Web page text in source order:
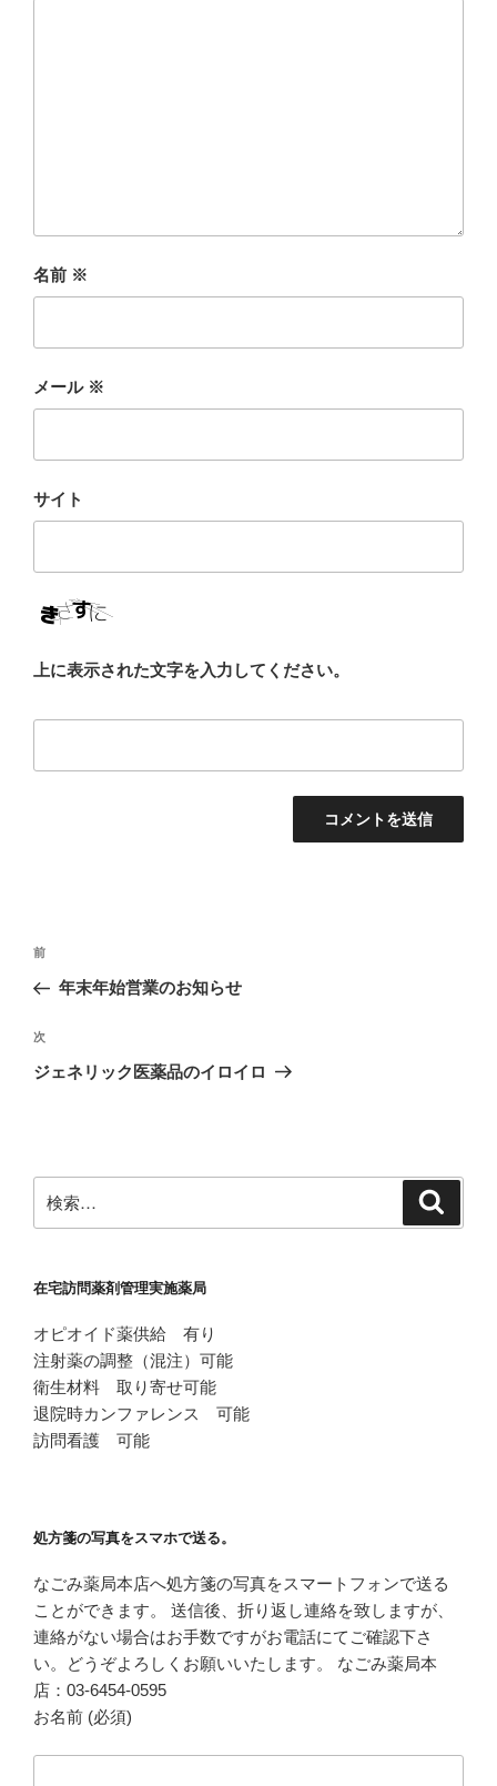
名前 ※
メール ※
サイト
上に表示された文字を入力してください。
投
ナ
ビ
ゲ
ン
前
の
稿
前
年末年始営業のお知らせ
次
の
次
ジェネリック医薬品のイロイロ
索:
在宅訪問薬剤管理実施薬局
オピオイド薬供給 有り
注射薬の調整（混注）可能
衛生材料 取り寄せ可能
退院時カンファレンス 可能
訪問看護 可能
処方箋の写真をスマホで送る。
なごみ薬局本店へ処方箋の写真をスマートフォンで送る
ことができます。 送信後、折り返し連絡を致しますが、
連絡がない場合はお手数ですがお電話にてご確認下さ
い。どうぞよろしくお願いいたします。 なごみ薬局本
店：03-6454-0595
お名前 (必須)